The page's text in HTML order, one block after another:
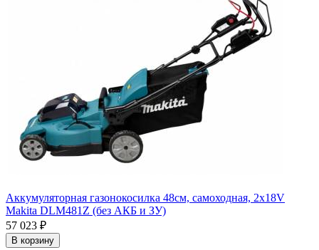
Аккумуляторная газонокосилка 48см, самоходная, 2х18V
Makita DLM481Z (без АКБ и ЗУ)
57 023 ₽
В корзину